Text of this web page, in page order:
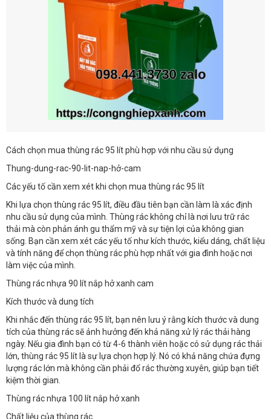
Cách chọn mua thùng rác 95 lít phù hợp với nhu cầu sử dụng
Thung-dung-rac-90-lit-nap-hở-cam
Các yếu tố cần xem xét khi chọn mua thùng rác 95 lít
Khi lựa chọn thùng rác 95 lít, điều đầu tiên bạn cần làm là xác định
nhu cầu sử dụng của mình. Thùng rác không chỉ là nơi lưu trữ rác
thải mà còn phản ánh gu thẩm mỹ và sự tiện lợi của không gian
sống. Bạn cần xem xét các yếu tố như kích thước, kiểu dáng, chất liệu
và tính năng để chọn thùng rác phù hợp nhất với gia đình hoặc nơi
làm việc của mình.
Thùng rác nhựa 90 lít nắp hở xanh cam
Kích thước và dung tích
Khi nhắc đến thùng rác 95 lít, bạn nên lưu ý rằng kích thước và dung
tích của thùng rác sẽ ảnh hưởng đến khả năng xử lý rác thải hàng
ngày. Nếu gia đình bạn có từ 4-6 thành viên hoặc có sử dụng rác thải
lớn, thùng rác 95 lít là sự lựa chọn hợp lý. Nó có khả năng chứa đựng
lượng rác lớn mà không cần phải đổ rác thường xuyên, giúp bạn tiết
kiệm thời gian.
Thùng rác nhựa 100 lít nắp hở xanh
Chất liệu của thùng rác